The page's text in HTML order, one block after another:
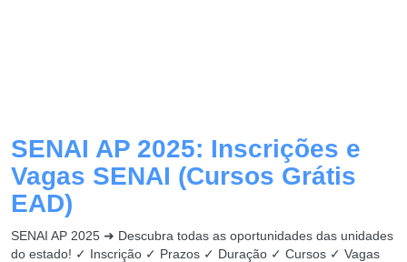
SENAI AP 2025: Inscrições e
Vagas SENAI (Cursos Grátis
EAD)
SENAI AP 2025 ➜ Descubra todas as oportunidades das unidades
do estado! ✓ Inscrição ✓ Prazos ✓ Duração ✓ Cursos ✓ Vagas